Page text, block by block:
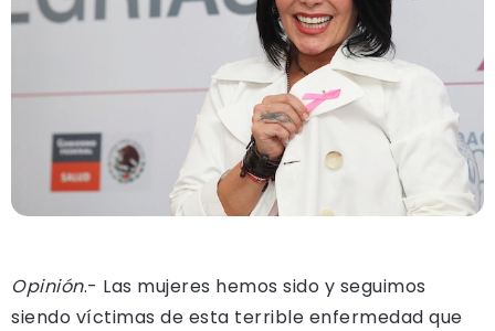
Opinión.- Las mujeres hemos sido y seguimos
siendo víctimas de esta terrible enfermedad que